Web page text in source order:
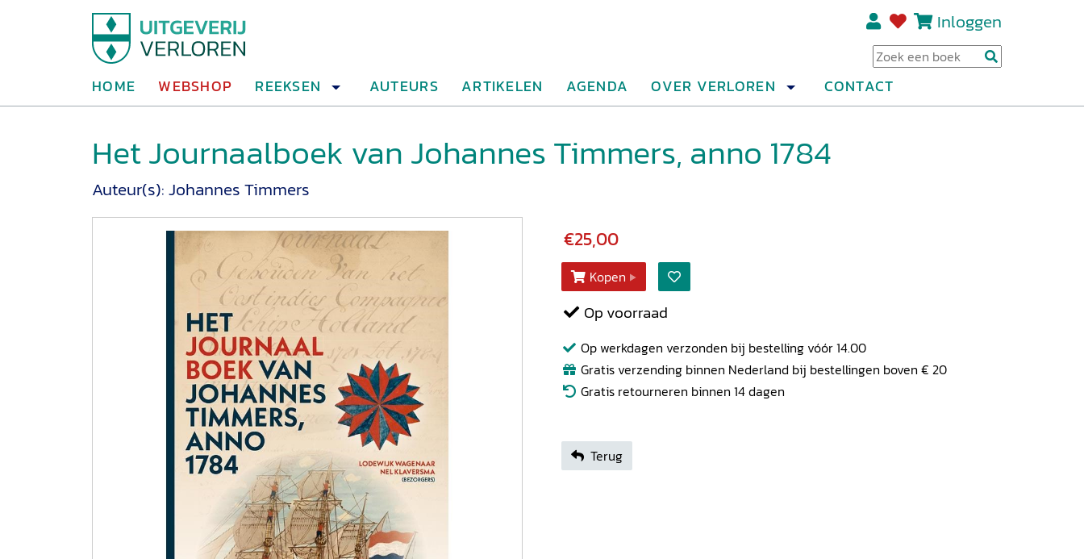
Inloggen
HOME WEBSHOP REEKSEN AUTEURS ARTIKELEN AGENDA OVER VERLOREN CONTACT
Het Journaalboek van Johannes Timmers, anno 1784
Auteur(s):Johannes Timmers
€25,00
Kopen
Op voorraad
Op werkdagen verzonden bij bestelling vóór 14.00
Gratis verzending binnen Nederland bij bestellingen boven € 20
Gratis retourneren binnen 14 dagen
Terug